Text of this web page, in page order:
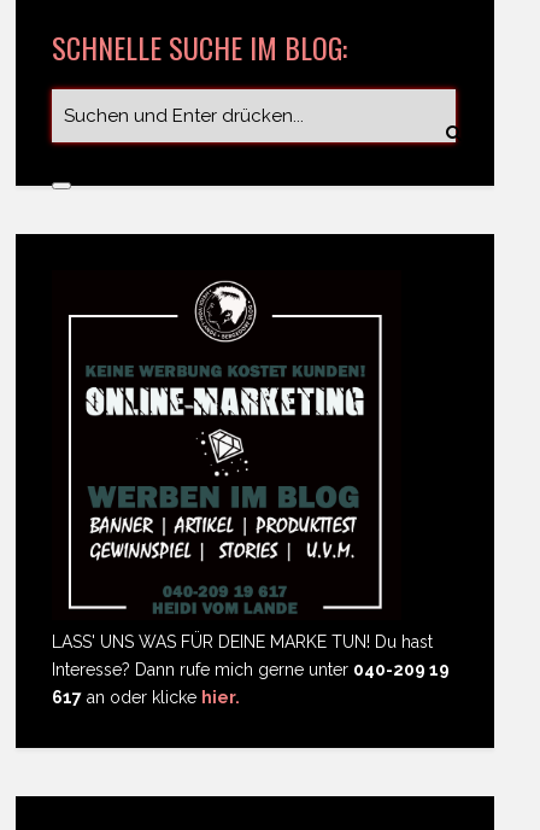
SCHNELLE SUCHE IM BLOG:
LASS' UNS WAS FÜR DEINE MARKE TUN! Du hast
Interesse? Dann rufe mich gerne unter 040-209 19
617 an oder klicke hier.